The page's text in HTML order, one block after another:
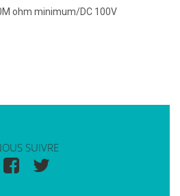
ohm minimum/DC 100V
SUIVRE